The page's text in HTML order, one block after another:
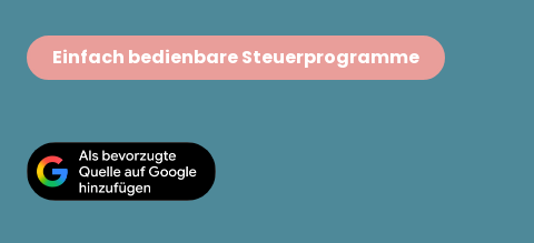
Einfach bedienbare Steuerprogramme